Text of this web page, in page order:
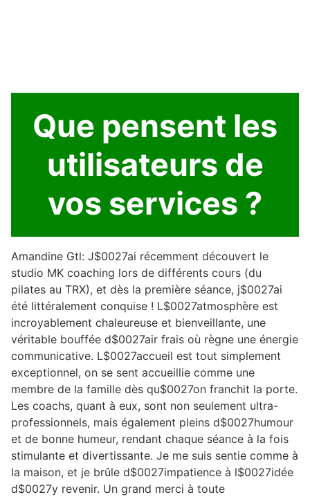
Que pensent les
utilisateurs de
vos services ?
Amandine Gtl: J$0027ai récemment découvert le
studio MK coaching lors de différents cours (du
pilates au TRX), et dès la première séance, j$0027ai
été littéralement conquise ! L$0027atmosphère est
incroyablement chaleureuse et bienveillante, une
véritable bouffée d$0027air frais où règne une énergie
communicative. L$0027accueil est tout simplement
exceptionnel, on se sent accueillie comme une
membre de la famille dès qu$0027on franchit la porte.
Les coachs, quant à eux, sont non seulement ultra-
professionnels, mais également pleins d$0027humour
et de bonne humeur, rendant chaque séance à la fois
stimulante et divertissante. Je me suis sentie comme à
la maison, et je brûle d$0027impatience à l$0027idée
d$0027y revenir. Un grand merci à toute